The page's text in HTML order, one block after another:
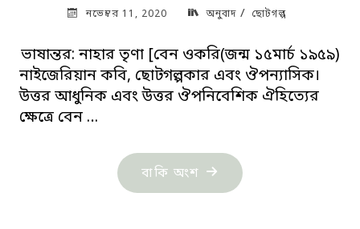
নভেম্বর 11, 2020 অনুবাদ/ ছোটগল্প
ভাষান্তর: নাহার তৃণা [বেন ওকরি(জন্ম ১৫মার্চ ১৯৫৯)
নাইজেরিয়ান কবি, ছোটগল্পকার এবং ঔপন্যাসিক।
উত্তর আধুনিক এবং উত্তর ঔপনিবেশিক ঐহিত্যের
ক্ষেত্রে বেন …
বাকি অংশ "বেন
ওকরি’র